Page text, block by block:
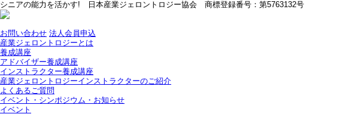
シニアの能力を活かす! 日本産業ジェロントロジー協会 商標登録番号：第5763132号
お問い合わせ 法人会員申込
産業ジェロントロジーとは
養成講座
アドバイザー養成講座
インストラクター養成講座
産業ジェロントロジーインストラクターのご紹介
よくあるご質問
イベント・シンポジウム・お知らせ
イベント